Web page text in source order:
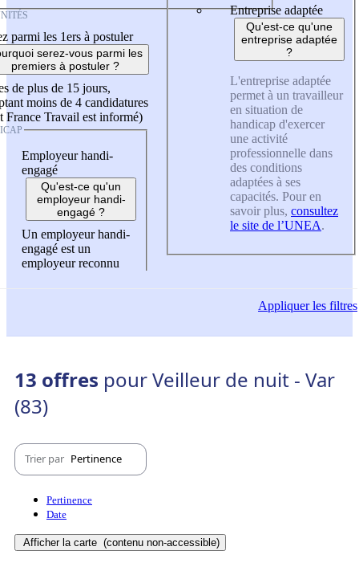
parmi les 1ers à postuler
serez-vous parmi les
premiers à postuler ?
de plus de 15 jours,
moins de 4 candidatures
France Travail est informé)
Employeur handi-
engagé
Qu'est-ce qu'un
employeur handi-
engagé ?
Un employeur handi-
engagé est un
employeur reconnu
Entreprise adaptée
Qu'est-ce qu'une
entreprise adaptée
?
L'entreprise adaptée
permet à un travailleur
en situation de
handicap d'exercer
une activité
professionnelle dans
des conditions
adaptées à ses
capacités. Pour en
savoir plus, consultez
le site de l’UNEA.
Appliquerles filtres
13 offres pour Veilleur de nuit - Var
(83)
Trier par Pertinence
Pertinence
Date
Afficher la carte (contenu non-accessible)